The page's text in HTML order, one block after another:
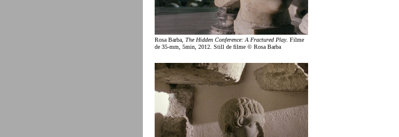
Rosa Barba, The Hidden Conference: A Fractured Play. Filme
de 35-mm, 5min, 2012. Still de filme © Rosa Barba